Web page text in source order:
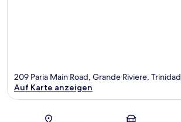
209 Paria Main Road, Grande Riviere, Trinidad
Auf Karte anzeigen